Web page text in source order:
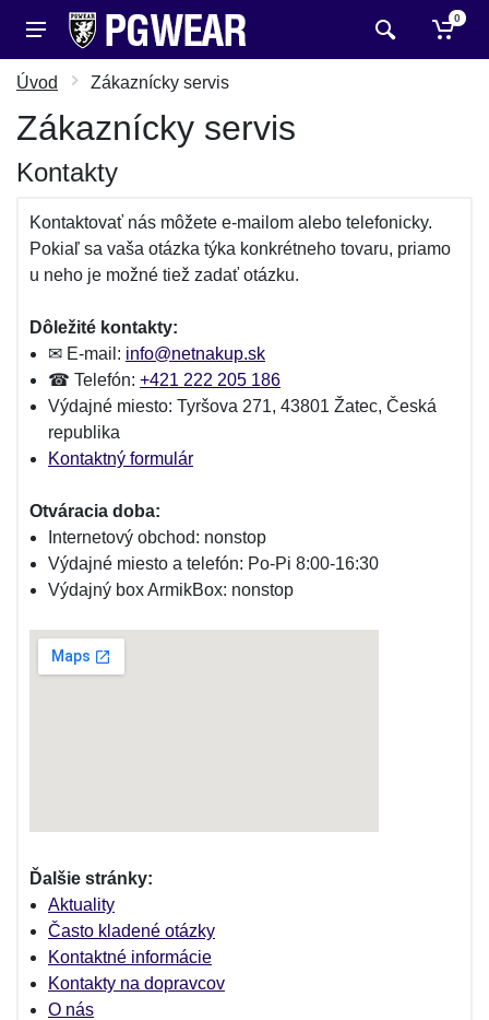
0
Úvod Zákaznícky servis
Zákaznícky servis
Kontakty
Kontaktovať nás môžete e-mailom alebo telefonicky.
Pokiaľ sa vaša otázka týka konkrétneho tovaru, priamo
u neho je možné tiež zadať otázku.
Dôležité kontakty:
✉ E-mail: info@netnakup.sk
☎ Telefón: +421 222 205 186
Výdajné miesto: Tyršova 271, 43801 Žatec, Česká
republika
Kontaktný formulár
Otváracia doba:
Internetový obchod: nonstop
Výdajné miesto a telefón: Po-Pi 8:00-16:30
Výdajný box ArmikBox: nonstop
Ďalšie stránky:
Aktuality
Často kladené otázky
Kontaktné informácie
Kontakty na dopravcov
O nás